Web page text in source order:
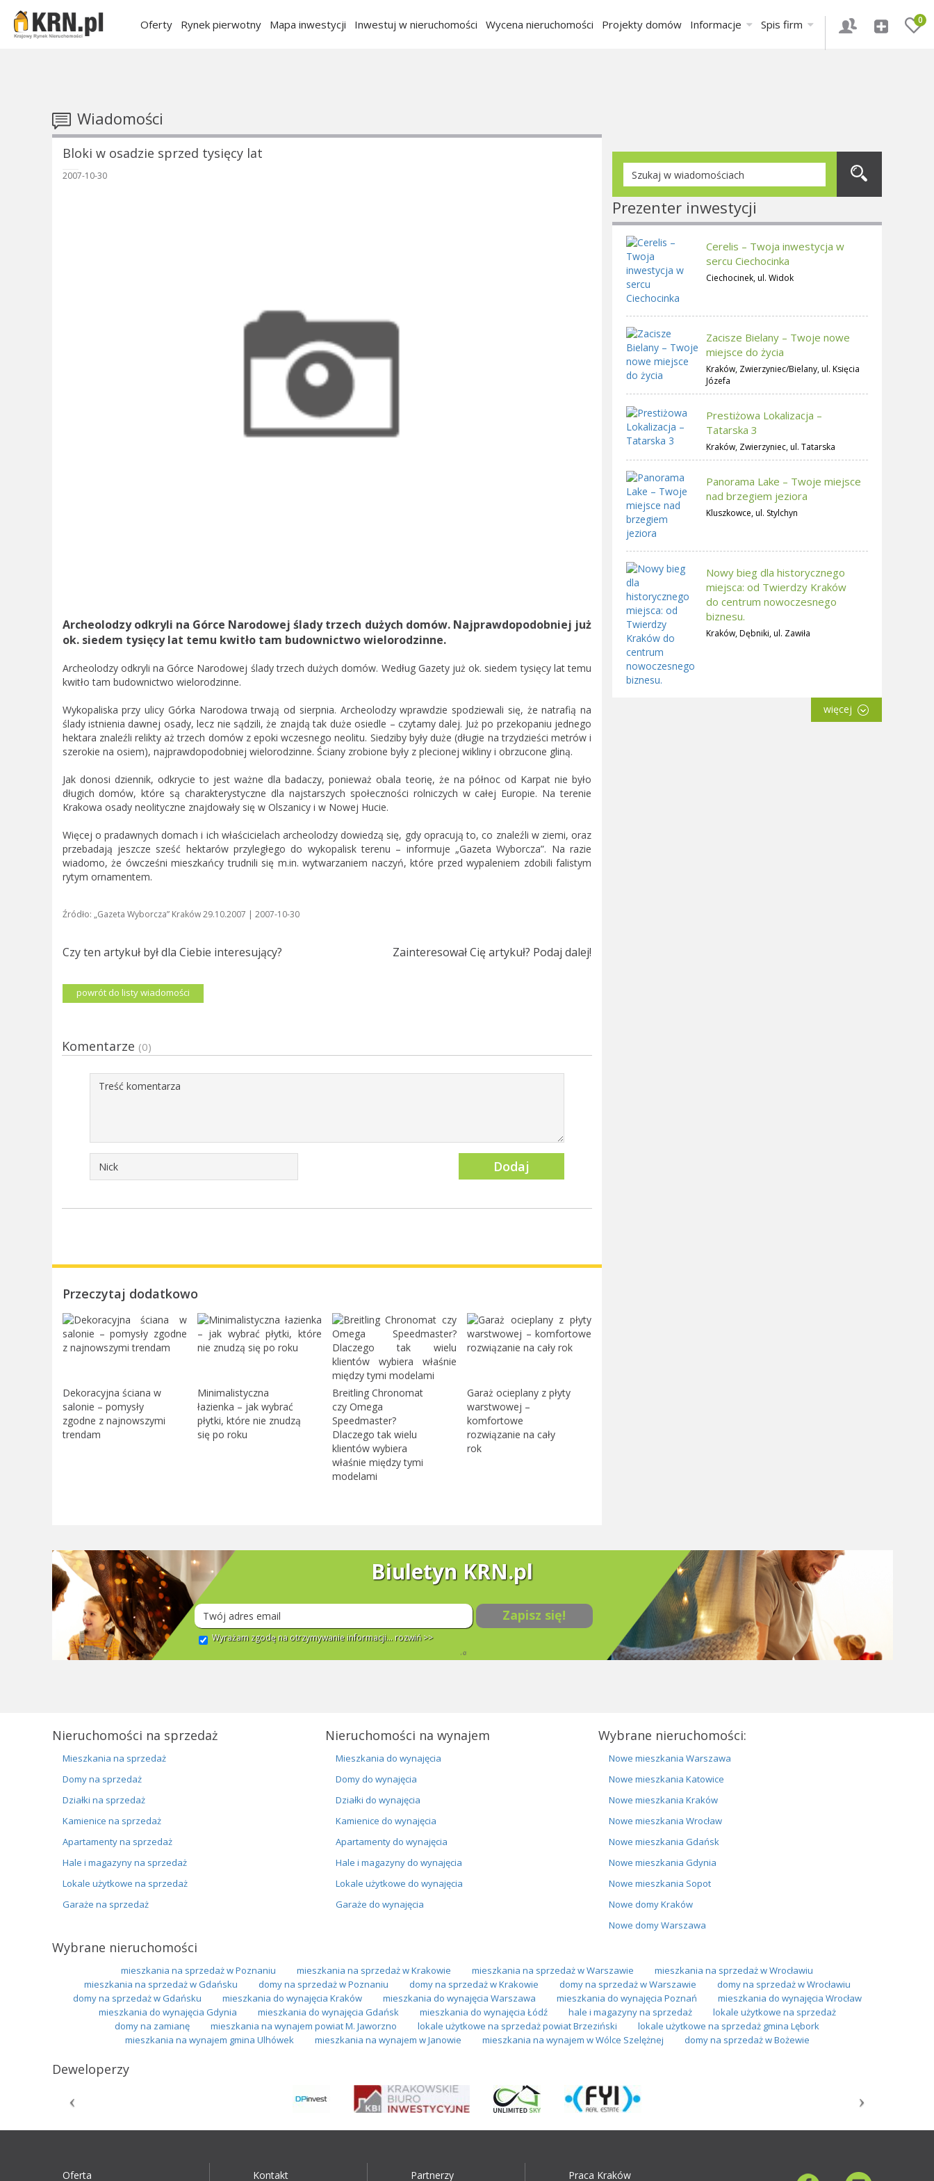
0
Oferty Rynek pierwotny Mapa inwestycji Inwestuj w nieruchomości Wycena nieruchomości Projekty domów Informacje Spis firm
Wiadomości
Bloki w osadzie sprzed tysięcy lat
2007-10-30
Archeolodzy odkryli na Górce Narodowej ślady trzech dużych domów. Najprawdopodobniej już
ok. siedem tysięcy lat temu kwitło tam budownictwo wielorodzinne.
Archeolodzy odkryli na Górce Narodowej ślady trzech dużych domów. Według Gazety już ok. siedem tysięcy lat temu
kwitło tam budownictwo wielorodzinne.
Wykopaliska przy ulicy Górka Narodowa trwają od sierpnia. Archeolodzy wprawdzie spodziewali się, że natrafią na
ślady istnienia dawnej osady, lecz nie sądzili, że znajdą tak duże osiedle – czytamy dalej. Już po przekopaniu jednego
hektara znaleźli relikty aż trzech domów z epoki wczesnego neolitu. Siedziby były duże (długie na trzydzieści metrów i
szerokie na osiem), najprawdopodobniej wielorodzinne. Ściany zrobione były z plecionej wikliny i obrzucone gliną.
Jak donosi dziennik, odkrycie to jest ważne dla badaczy, ponieważ obala teorię, że na północ od Karpat nie było
długich domów, które są charakterystyczne dla najstarszych społeczności rolniczych w całej Europie. Na terenie
Krakowa osady neolityczne znajdowały się w Olszanicy i w Nowej Hucie.
Więcej o pradawnych domach i ich właścicielach archeolodzy dowiedzą się, gdy opracują to, co znaleźli w ziemi, oraz
przebadają jeszcze sześć hektarów przyległego do wykopalisk terenu – informuje „Gazeta Wyborcza”. Na razie
wiadomo, że ówcześni mieszkańcy trudnili się m.in. wytwarzaniem naczyń, które przed wypaleniem zdobili falistym
rytym ornamentem.
Źródło: „Gazeta Wyborcza” Kraków 29.10.2007 | 2007-10-30
Czy ten artykuł był dla Ciebie interesujący? Zainteresował Cię artykuł? Podaj dalej!
powrót do listy wiadomości
Komentarze (0)
Dodaj
Przeczytaj dodatkowo
Dekoracyjna ściana w
salonie – pomysły
zgodne z najnowszymi
trendam
Minimalistyczna
łazienka – jak wybrać
płytki, które nie znudzą
się po roku
Breitling Chronomat
czy Omega
Speedmaster?
Dlaczego tak wielu
klientów wybiera
właśnie między tymi
modelami
Garaż ocieplany z płyty
warstwowej –
komfortowe
rozwiązanie na cały
rok
Prezenter inwestycji
Cerelis – Twoja inwestycja w
sercu Ciechocinka
Ciechocinek, ul. Widok
Zacisze Bielany – Twoje nowe
miejsce do życia
Kraków, Zwierzyniec/Bielany, ul. Księcia
Józefa
Prestiżowa Lokalizacja –
Tatarska 3
Kraków, Zwierzyniec, ul. Tatarska
Panorama Lake – Twoje miejsce
nad brzegiem jeziora
Kluszkowce, ul. Stylchyn
Nowy bieg dla historycznego
miejsca: od Twierdzy Kraków
do centrum nowoczesnego
biznesu.
Kraków, Dębniki, ul. Zawiła
więcej
Biuletyn KRN.pl
Zapisz się!
Wyrażam zgodę na otrzymywanie informacji... rozwiń >>
Nieruchomości na sprzedaż
Mieszkania na sprzedaż
Domy na sprzedaż
Działki na sprzedaż
Kamienice na sprzedaż
Apartamenty na sprzedaż
Hale i magazyny na sprzedaż
Lokale użytkowe na sprzedaż
Garaże na sprzedaż
Nieruchomości na wynajem
Mieszkania do wynajęcia
Domy do wynajęcia
Działki do wynajęcia
Kamienice do wynajęcia
Apartamenty do wynajęcia
Hale i magazyny do wynajęcia
Lokale użytkowe do wynajęcia
Garaże do wynajęcia
Wybrane nieruchomości:
Nowe mieszkania Warszawa
Nowe mieszkania Katowice
Nowe mieszkania Kraków
Nowe mieszkania Wrocław
Nowe mieszkania Gdańsk
Nowe mieszkania Gdynia
Nowe mieszkania Sopot
Nowe domy Kraków
Nowe domy Warszawa
Wybrane nieruchomości
mieszkania na sprzedaż w Poznaniu mieszkania na sprzedaż w Krakowie mieszkania na sprzedaż w Warszawie
mieszkania na sprzedaż w Wrocławiu
mieszkania na sprzedaż w Gdańsku
domy na sprzedaż w Poznaniu domy na sprzedaż w Krakowie domy na sprzedaż w Warszawie
domy na sprzedaż w Wrocławiu
domy na sprzedaż w Gdańsku
mieszkania do wynajęcia Kraków mieszkania do wynajęcia Warszawa mieszkania do wynajęcia Poznań
mieszkania do wynajęcia Wrocław
mieszkania do wynajęcia Gdynia
mieszkania do wynajęcia Gdańsk mieszkania do wynajęcia Łódź hale i magazyny na sprzedaż
lokale użytkowe na sprzedaż
domy na zamianę
mieszkania na wynajem powiat M. Jaworzno lokale użytkowe na sprzedaż powiat Brzeziński
lokale użytkowe na sprzedaż gmina Lębork
mieszkania na wynajem gmina Ulhówek
mieszkania na wynajem w Janowie mieszkania na wynajem w Wólce Szelężnej domy na sprzedaż w Bożewie
Deweloperzy
Oferta Kontakt Partnerzy Praca Kraków